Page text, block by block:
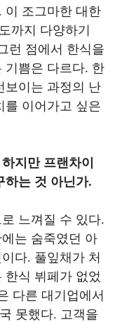
. 이 조그마한 대한
까지 다양하기
런 점에서 한식을
기쁨은 다르다. 한
보이는 과정의 난
를 이어가고 싶은
지만 프랜차이
하는 것 아닌가.
느껴질 수 있다.
는 숨죽였던 아
다. 풀잎채가 처
한식 뷔페가 없었
다른 대기업에서
못했다. 고객을